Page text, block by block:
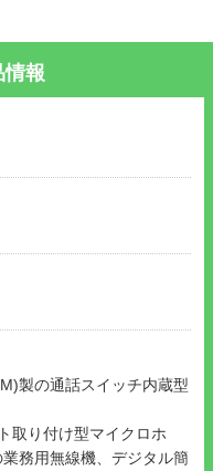
情報
製の通話スイッチ内蔵型
取り付け型マイクロホ
務用無線機、デジタル簡